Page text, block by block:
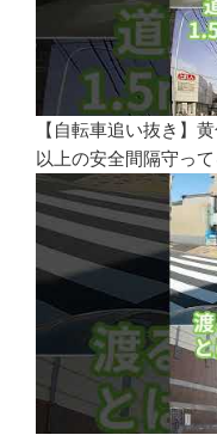
【自転車追い抜き】
以上の安全間隔守っ